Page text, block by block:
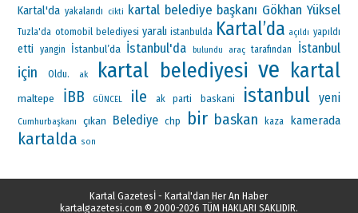
Kartal'da yakalandı cikti kartal belediye başkanı Gökhan Yüksel
Tuzla'da otomobil belediyesi yaralı istanbulda Kartal’da açıldı yapıldı
etti yangin İstanbul’da İstanbul'da bulundu araç tarafından İstanbul
için Oldu. ak kartal belediyesi ve kartal
maltepe İBB GÜNCEL ile ak parti baskani istanbul yeni
Cumhurbaşkanı çıkan Belediye chp bir baskan kaza kamerada
kartalda son
Kartal Gazetesİ - Kartal'dan Her An Haber
kartalgazetesi.com © 2000-2026 TÜM HAKLARI SAKLIDIR.